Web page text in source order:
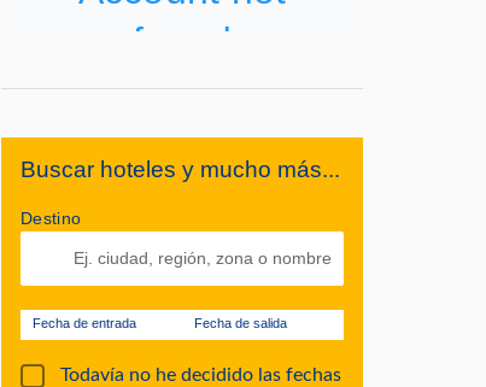
Buscar hoteles y mucho más...
Destino
Fecha de entrada Fecha de salida
Todavía no he decidido las fechas